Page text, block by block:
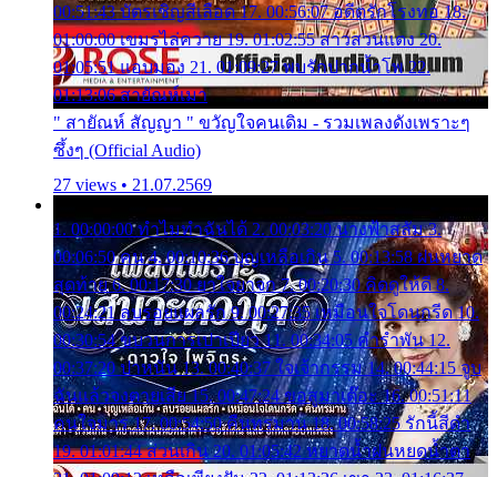
00:51:43 บัตรเชิญสีเลือด 17. 00:56:07 อดีตรักโรงทอ 18.
01:00:00 เขมรไล่ควาย 19. 01:02:55 สาวสวนแตง 20.
01:05:51 แอบมอง 21. 01:09:27 พบรักปากน้ำโพ 22.
01:13:06 สายัณห์เมา
" สายัณห์ สัญญา " ขวัญใจคนเดิม - รวมเพลงดังเพราะๆ
ซึ้งๆ (Official Audio)
27 views • 21.07.2569
1. 00:00:00 ทำไมทำฉันได้ 2. 00:03:20 นางฟ้าสลัม 3.
00:06:50 คน 4. 00:10:36 บุญเหลือเกิน 5. 00:13:58 ฝนหยาด
สุดท้าย 6. 00:17:30 ยาใจยาจก 7. 00:20:30 คิดดูให้ดี 8.
00:24:21 ลบรอยแผลรัก 9. 00:27:35 เหมือนใจโดนกรีด 10.
00:30:54 ขบวนการเปาเปียว 11. 00:34:05 คำรำพัน 12.
00:37:20 ปาหนัน 13. 00:40:37 ใจเจ้ากรรม 14. 00:44:15 จูบ
ฉันแล้วจงตายเสีย 15. 00:47:24 ขอสูมาเต๊อะ 16. 00:51:11
คนใจมาร 17. 00:54:50 คืนทรมาน 18. 00:58:25 รักนี้สีดำ
19. 01:01:44 ส่วนเกิน 20. 01:05:42 หยาดน้ำฝนหยดน้ำตา